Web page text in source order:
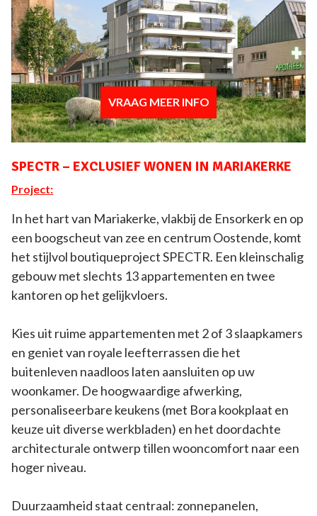
VRAAG MEER INFO
SPECTR – EXCLUSIEF WONEN IN MARIAKERKE
Project:
In het hart van Mariakerke, vlakbij de Ensorkerk en op
een boogscheut van zee en centrum Oostende, komt
het stijlvol boutiqueproject SPECTR. Een kleinschalig
gebouw met slechts 13 appartementen en twee
kantoren op het gelijkvloers.
Kies uit ruime appartementen met 2 of 3 slaapkamers
en geniet van royale leefterrassen die het
buitenleven naadloos laten aansluiten op uw
woonkamer. De hoogwaardige afwerking,
personaliseerbare keukens (met Bora kookplaat en
keuze uit diverse werkbladen) en het doordachte
architecturale ontwerp tillen wooncomfort naar een
hoger niveau.
Duurzaamheid staat centraal: zonnepanelen,